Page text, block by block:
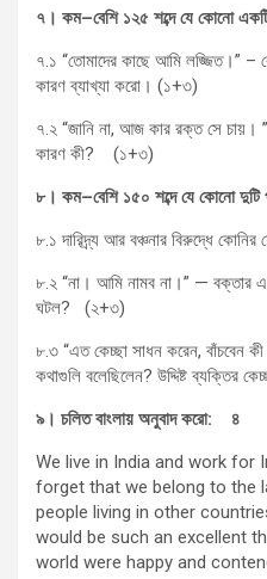
৭। কম–বেশি ১২৫ শব্দে যে কোনো
৭.১ “তোমাদের কাছে আমি লজ্জিত।” –
কারণ ব্যাখ্যা করো। (১+৩)
৭.২ “জানি না, আজ কার রক্ত সে
কারণ কী? (১+৩)
৮। কম–বেশি ১৫০ শব্দে যে কোনো দুটি
৮.১ দারিদ্র্য আর বঞ্চনার বিরুদ্ধে
৮.২ “না। আমি নামব না।” — বক্তার
ঘটল? (২+৩)
৮.৩ “এত কেচ্ছা সাধন করেন, বাঁচবেন
কথাগুলি বলেছিলেন? উদ্দিষ্ট ব্যক্তির
৯। চলিত বাংলায় অনুবাদ করো: ৪
We live in India and work for
forget that we belong to the
people living in other
would be such an excellent
world were happy and